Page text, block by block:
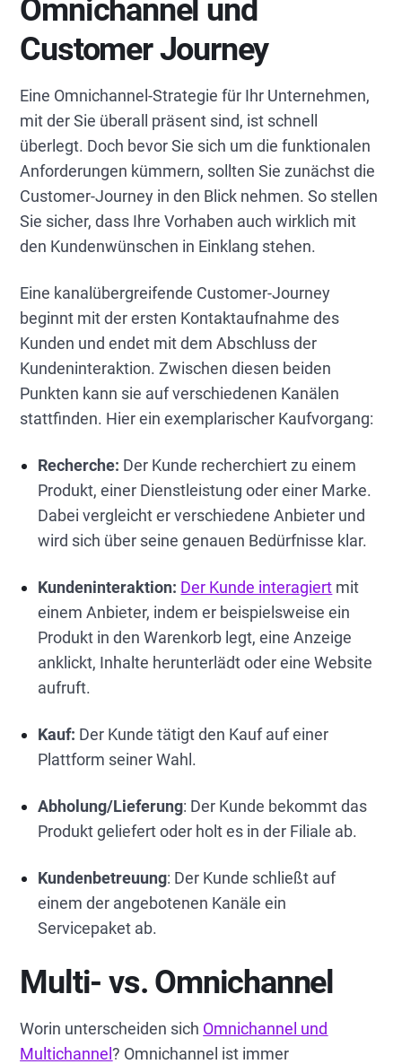
Omnichannel und
Customer Journey
Eine Omnichannel-Strategie für Ihr Unternehmen,
mit der Sie überall präsent sind, ist schnell
überlegt. Doch bevor Sie sich um die funktionalen
Anforderungen kümmern, sollten Sie zunächst die
Customer-Journey in den Blick nehmen. So stellen
Sie sicher, dass Ihre Vorhaben auch wirklich mit
den Kundenwünschen in Einklang stehen.
Eine kanalübergreifende Customer-Journey
beginnt mit der ersten Kontaktaufnahme des
Kunden und endet mit dem Abschluss der
Kundeninteraktion. Zwischen diesen beiden
Punkten kann sie auf verschiedenen Kanälen
stattfinden. Hier ein exemplarischer Kaufvorgang:
Recherche: Der Kunde recherchiert zu einem
Produkt, einer Dienstleistung oder einer Marke.
Dabei vergleicht er verschiedene Anbieter und
wird sich über seine genauen Bedürfnisse klar.
Kundeninteraktion: Der Kunde interagiert mit
einem Anbieter, indem er beispielsweise ein
Produkt in den Warenkorb legt, eine Anzeige
anklickt, Inhalte herunterlädt oder eine Website
aufruft.
Kauf: Der Kunde tätigt den Kauf auf einer
Plattform seiner Wahl.
Abholung/Lieferung: Der Kunde bekommt das
Produkt geliefert oder holt es in der Filiale ab.
Kundenbetreuung: Der Kunde schließt auf
einem der angebotenen Kanäle ein
Servicepaket ab.
Multi- vs. Omnichannel
Worin unterscheiden sich Omnichannel und
Multichannel? Omnichannel ist immer